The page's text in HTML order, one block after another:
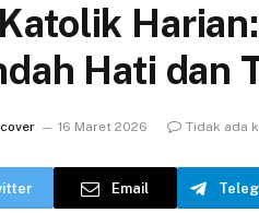
Hati dan
16 Maret 2026 Tidak ada
Email